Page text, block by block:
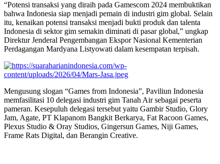
“Potensi transaksi yang diraih pada Gamescom 2024 membuktikan
bahwa Indonesia siap menjadi pemain di industri gim global. Selain
itu, kenaikan potensi transaksi menjadi bukti produk dan talenta
Indonesia di sektor gim semakin diminati di pasar global,” ungkap
Direktur Jenderal Pengembangan Ekspor Nasional Kementerian
Perdagangan Mardyana Listyowati dalam kesempatan terpisah.
Mengusung slogan “Games from Indonesia”, Paviliun Indonesia
memfasilitasi 10 delegasi industri gim Tanah Air sebagai peserta
pameran. Kesepuluh delegasi tersebut yaitu Gambir Studio, Glory
Jam, Agate, PT Klapanom Bangkit Berkarya, Fat Racoon Games,
Plexus Studio & Oray Studios, Gingersun Games, Niji Games,
Frame Rats Digital, dan Berangin Creative.